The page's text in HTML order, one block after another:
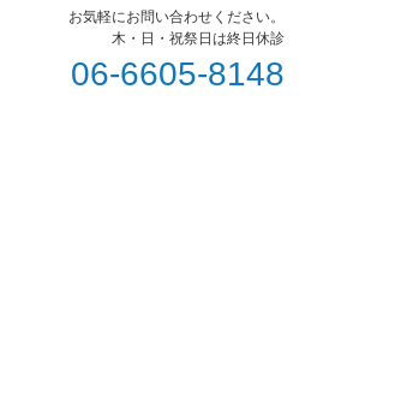
お気軽にお問い合わせください。
木・日・祝祭日は終日休診
06-6605-8148